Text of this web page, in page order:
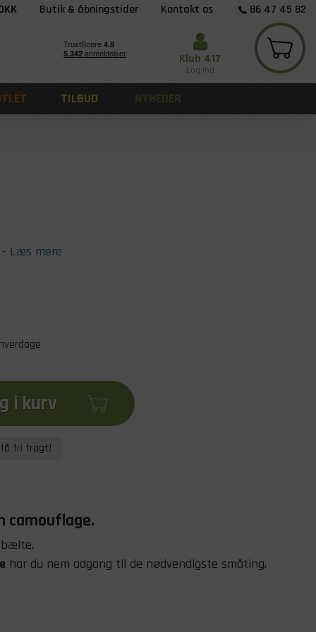
Butik & åbningstider Kontakt os
86 47 45 82
Klub 417
Log ind
TILBUD NYHEDER
- Læs mere
i kurv
fri fragt!
camouflage.
har du nem adgang til de nødvendigste småting.